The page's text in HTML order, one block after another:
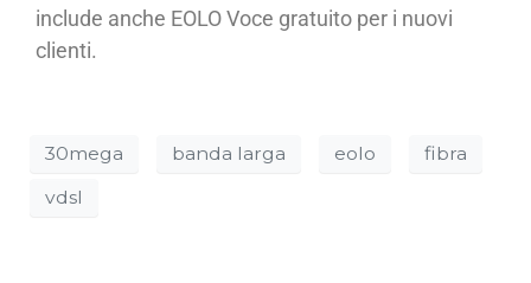
include anche EOLO Voce gratuito per i nuovi
clienti.
30mega banda larga eolo
fibra
vdsl